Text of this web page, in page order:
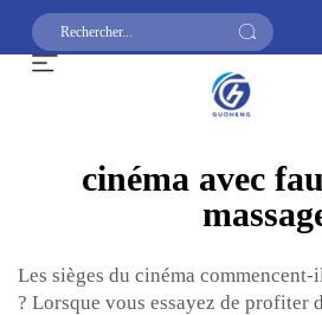
cinéma avec
Les sièges du cinéma
? Lorsque vous essayez de profiter